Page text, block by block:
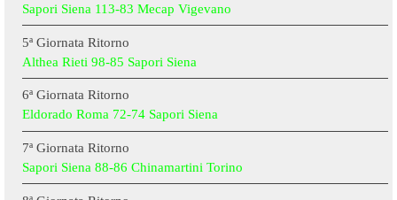
Sapori Siena 113-83 Mecap Vigevano
5ª Giornata Ritorno
Althea Rieti 98-85 Sapori Siena
6ª Giornata Ritorno
Eldorado Roma 72-74 Sapori Siena
7ª Giornata Ritorno
Sapori Siena 88-86 Chinamartini Torino